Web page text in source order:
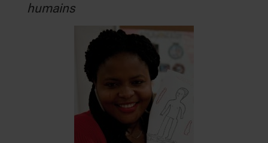
humains